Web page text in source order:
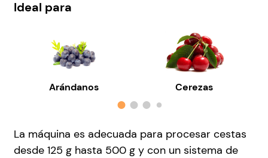
Ideal para
Arándanos Cerezas
La máquina es adecuada para procesar cestas
desde 125 g hasta 500 g y con un sistema de